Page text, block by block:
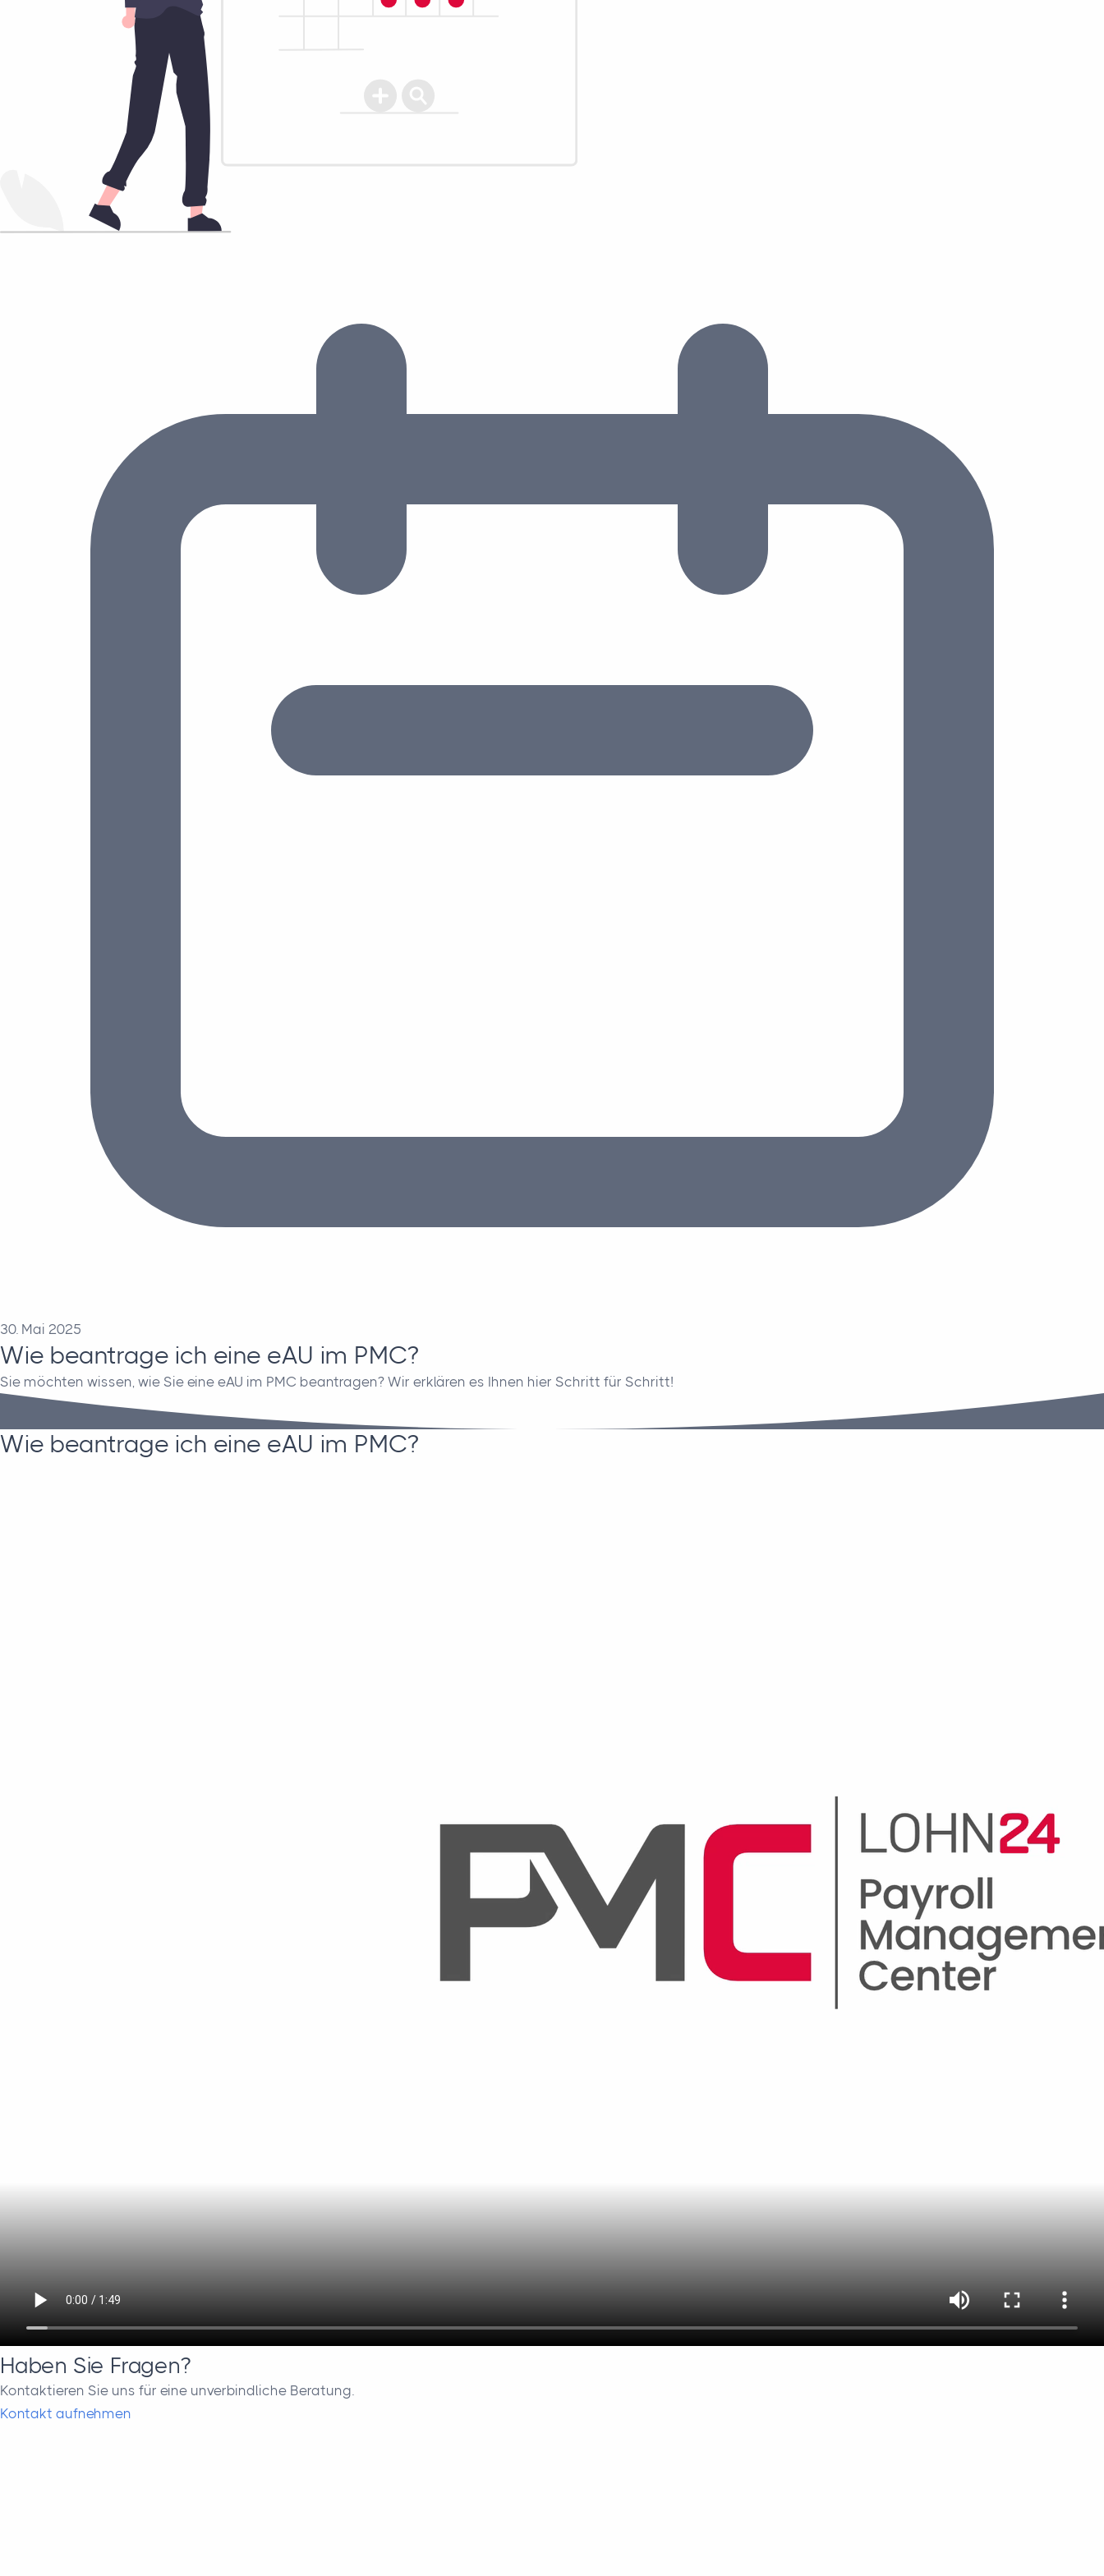
30. Mai 2025
Wie beantrage ich eine eAU im PMC?
Sie möchten wissen, wie Sie eine eAU im PMC beantragen? Wir erklären es Ihnen hier Schritt für Schritt!
Wie beantrage ich eine eAU im PMC?
Haben Sie Fragen?
Kontaktieren Sie uns für eine unverbindliche Beratung.
Kontakt aufnehmen